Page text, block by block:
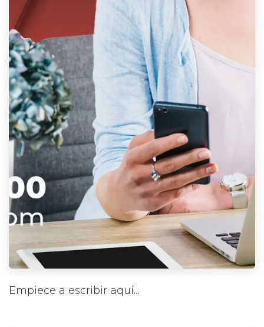
Empiece a escribir aquí...